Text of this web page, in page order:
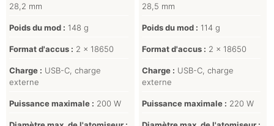
28,2 mm
Poids du mod : 148 g
Format d'accus : 2 x 18650
Charge : USB-C, charge
externe
Puissance maximale : 200 W
28,5 mm
Poids du mod : 114 g
Format d'accus : 2 x 18650
Charge : USB-C, charge
externe
Puissance maximale : 220 W